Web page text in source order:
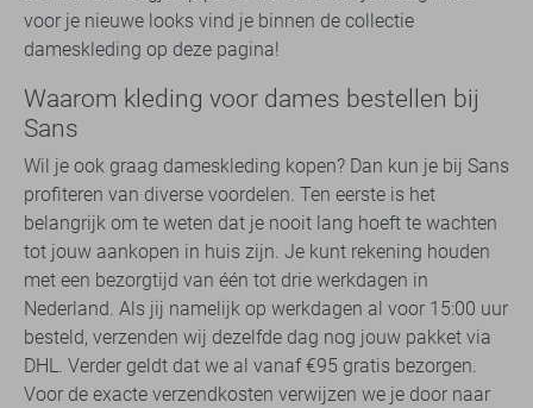
voor je nieuwe looks vind je binnen de collectie
dameskleding op deze pagina!
Waarom kleding voor dames bestellen bij
Sans
Wil je ook graag dameskleding kopen? Dan kun je bij Sans
profiteren van diverse voordelen. Ten eerste is het
belangrijk om te weten dat je nooit lang hoeft te wachten
tot jouw aankopen in huis zijn. Je kunt rekening houden
met een bezorgtijd van één tot drie werkdagen in
Nederland. Als jij namelijk op werkdagen al voor 15:00 uur
besteld, verzenden wij dezelfde dag nog jouw pakket via
DHL. Verder geldt dat we al vanaf €95 gratis bezorgen.
Voor de exacte verzendkosten verwijzen we je door naar